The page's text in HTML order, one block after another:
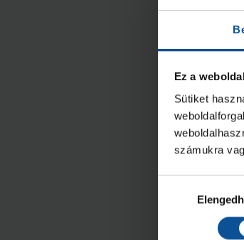
Ez a
Sütiket
számukra
kiválasztása
Település*